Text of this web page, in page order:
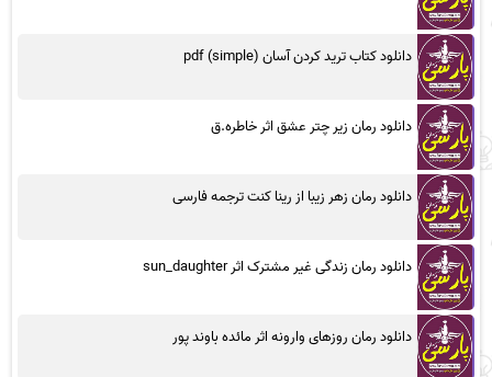
دانلود کتاب ترید کردن آسان (simple) pdf
دانلود رمان زیر چتر عشق اثر خاطره.ق
دانلود رمان زهر زیبا از رینا کنت ترجمه فارسی
دانلود رمان زندگی غیر مشترک اثر sun_daughter
دانلود رمان روزهای وارونه اثر مائده باوند پور